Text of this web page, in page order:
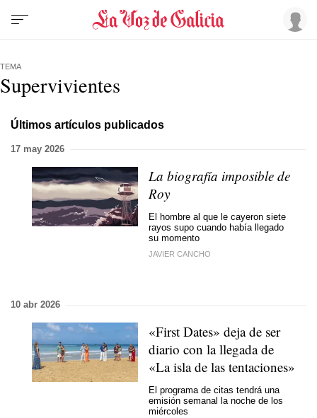
TEMA
Supervivientes
Últimos artículos publicados
17 may 2026
La biografía imposible de
Roy
El hombre al que le cayeron siete
rayos supo cuando había llegado
su momento
JAVIER CANCHO
10 abr 2026
«First Dates» deja de ser
diario con la llegada de
«La isla de las tentaciones»
El programa de citas tendrá una
emisión semanal la noche de los
miércoles